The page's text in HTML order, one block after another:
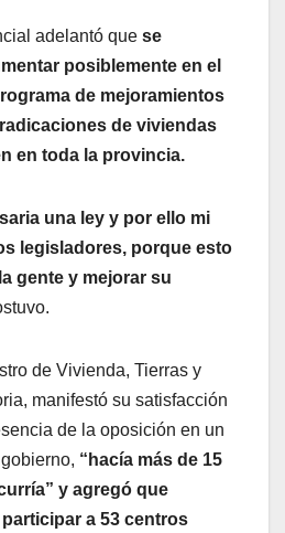
adelantó que se
posiblemente en el
de mejoramientos
de viviendas
en toda la provincia.
una ley y por ello mi
legisladores, porque esto
gente y mejorar su
de Vivienda, Tierras y
manifestó su satisfacción
de la oposición en un
“hacía más de 15
y agregó que
a 53 centros